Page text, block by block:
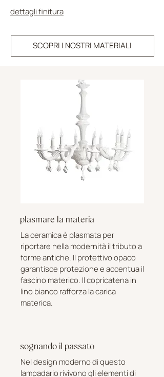
dettagli finitura
SCOPRI I NOSTRI MATERIALI
plasmare la materia
La ceramica è plasmata per
riportare nella modernità il tributo a
forme antiche. Il protettivo opaco
garantisce protezione e accentua il
fascino materico. Il copricatena in
lino bianco rafforza la carica
materica.
sognando il passato
Nel design moderno di questo
lampadario rivivono gli elementi di